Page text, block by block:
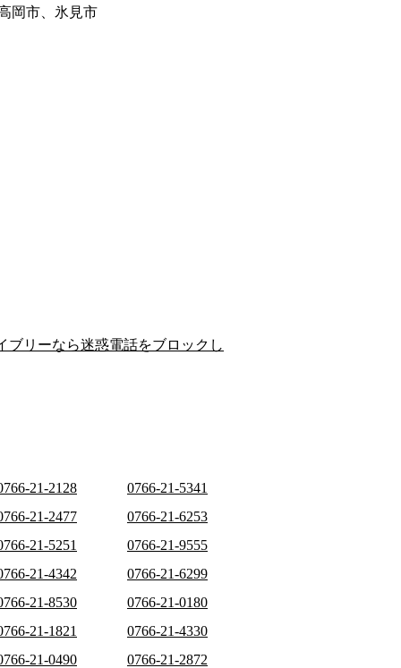
岡市、氷見市
ブリーなら迷惑電話をブロックし
21-2128
0766-21-5341
21-2477
0766-21-6253
21-5251
0766-21-9555
21-4342
0766-21-6299
21-8530
0766-21-0180
21-1821
0766-21-4330
21-0490
0766-21-2872